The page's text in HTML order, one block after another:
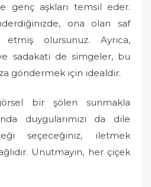
genç aşkları temsil eder.
ona olan saf
etmiş olursunuz. Ayrıca,
sadakati de simgeler, bu
göndermek için idealdir.
bir şölen sunmakla
duygularımızı da dile
seçeceğiniz, iletmek
Unutmayın, her çiçek